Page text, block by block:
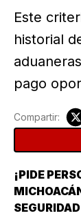
Este
historial
pago
Compartir:
¡PIDE